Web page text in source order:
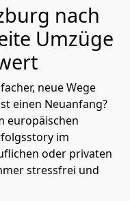
nach
Umzüge
neue Wege
einen Neuanfang?
europäischen
im
oder privaten
stressfrei und